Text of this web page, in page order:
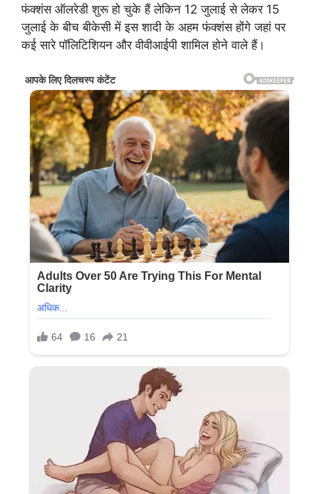
फंक्शंस ऑलरेडी शुरू हो चुके हैं लेकिन 12 जुलाई से लेकर 15
जुलाई के बीच बीकेसी में इस शादी के अहम फंक्शंस होंगे जहां पर
कई सारे पॉलिटिशियन और वीवीआईपी शामिल होने वाले हैं।